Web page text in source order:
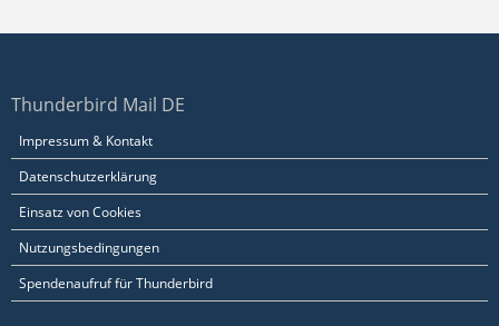
Thunderbird Mail DE
Impressum & Kontakt
Datenschutzerklärung
Einsatz von Cookies
Nutzungsbedingungen
Spendenaufruf für Thunderbird